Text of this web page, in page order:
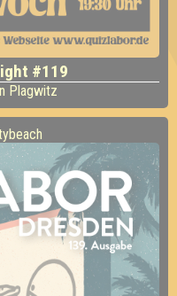
#119
Plagwitz